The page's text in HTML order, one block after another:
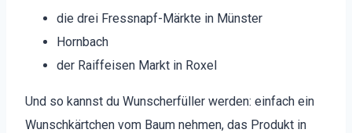
die drei Fress­napf-Märk­te in Mün­ster
Horn­bach
der Raif­feisen Markt in Rox­el
Und so kannst du Wun­scher­füller wer­den: ein­fach ein
Wun­schkärtchen vom Baum nehmen, das Pro­dukt in